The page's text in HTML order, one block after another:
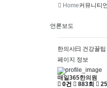
Home커뮤니티
언론보도
한의사曰 건강꿀팁
페이지 정보
매일365한의원
0건
883회